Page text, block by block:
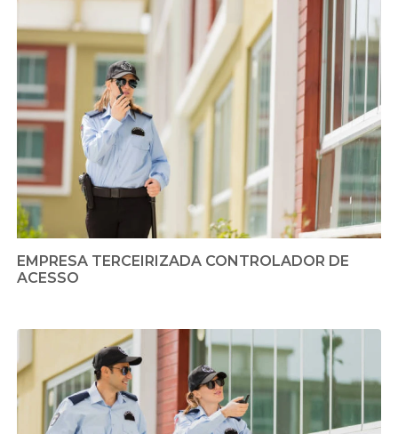
EMPRESA TERCEIRIZADA CONTROLADOR DE
ACESSO